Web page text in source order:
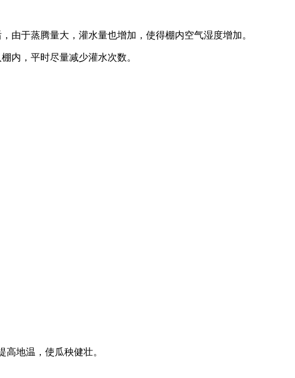
由于蒸腾量大，灌水量也增加，使得棚内空气湿度增加。
内，平时尽量减少灌水次数。
地温，使瓜秧健壮。